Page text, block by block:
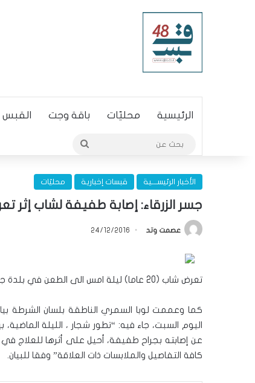
الرئيسية محليّات باقة وجت القبس
الأخبار الرئيســـية قبسات إخبارية محليّات
جسر الزرقاء: إصابة طفيفة لشاب إثر
عصمت وتد 24/12/2016
تعرض شاب (20 عاما) ليلة امس الى الطعن في بلدة جسر الزرقاء، حيث اصيب على اثرها بجراح وصفت بالطفيفة.
كما وعممت لوبا السمري الناطقة بلسان الشرطة
عن إصابته بجراح طفيفة، أحيل على أثرها
كافة التفاصيل والملابسات ذات العلاقة” وفقا للبيان.